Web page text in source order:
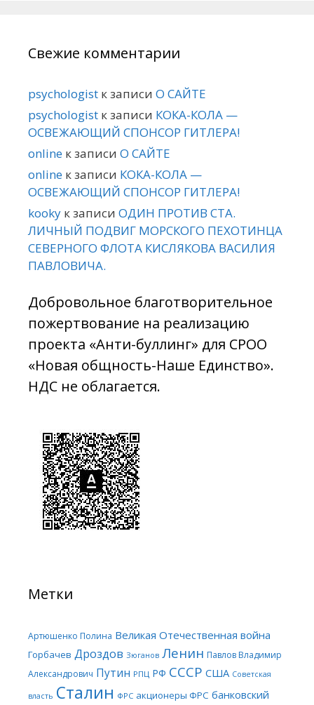
Свежие комментарии
psychologist к записи О САЙТЕ
psychologist к записи КОКА-КОЛА —
ОСВЕЖАЮЩИЙ СПОНСОР ГИТЛЕРА!
online к записи О САЙТЕ
online к записи КОКА-КОЛА —
ОСВЕЖАЮЩИЙ СПОНСОР ГИТЛЕРА!
kooky к записи ОДИН ПРОТИВ СТА.
ЛИЧНЫЙ ПОДВИГ МОРСКОГО ПЕХОТИНЦА
СЕВЕРНОГО ФЛОТА КИСЛЯКОВА ВАСИЛИЯ
ПАВЛОВИЧА.
Добровольное благотворительное
пожертвование на реализацию
проекта «Анти-буллинг» для СРОО
«Новая общность-Наше Единство».
НДС не облагается.
Метки
Артюшенко Полина Великая Отечественная война
Горбачев Дроздов Зюганов Ленин Павлов Владимир
Александрович Путин РПЦ РФ СССР США Советская
власть Сталин ФРС акционеры ФРС банковский